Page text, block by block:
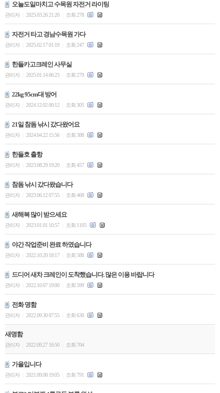
오늘도일마치고 수목원 자전거 라이팅
관리자 2025.03.26 21:20 조회 278
자전거 타고 경남수목원 가다
관리자 2025.02.17 01:19 조회 247
한들카고크레인 사무실
관리자 2025.01.14 06:23 조회 279
22kg 95cm대 방어
관리자 2024.12.02 00:12 조회 305
21일 참돔 낚시 갔다왔어요
관리자 2024.04.22 15:56 조회 388
한들호 출항
관리자 2023.08.29 19:20 조회 457
참돔 낚시 갔다왔습니다
관리자 2023.06.12 07:55 조회 468
새해복 많이 받으세요
관리자 2023.01.01 10:57 조회 1105
야간 작업준비 완료 하였습니다
관리자 2022.10.20 18:17 조회 588
드디어 새차 크레인이 도착했습니다. 많은 이용 바랍니다
관리자 2022.10.07 19:00 조회 599
전화 명함
관리자 2022.09.30 07:55 조회 630
새명함
관리자 2022.09.27 16:50 조회 704
가을입니다
관리자 2021.09.08 19:05 조회 791